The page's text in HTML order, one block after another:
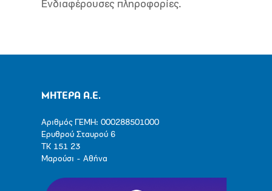
Ενδιαφέρουσες πληροφορίες.
ΜΗΤΕΡΑ Α.Ε.
Αριθμός ΓΕΜΗ: 000288501000
Ερυθρού Σταυρού 6
ΤΚ 151 23
Μαρούσι - Αθήνα